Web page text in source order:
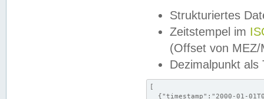
Strukturiertes
Zeitstempel im
(Offset von MEZ/
Dezimalpunkt als
[
{"timestamp":"2000-01-